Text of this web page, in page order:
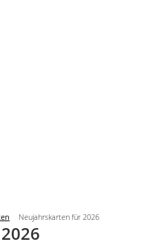
Neujahrskarten für 2026